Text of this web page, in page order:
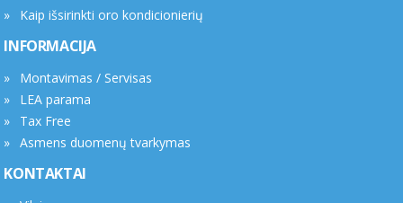
Kaip išsirinkti oro kondicionierių
INFORMACIJA
Montavimas / Servisas
LEA parama
Tax Free
Asmens duomenų tvarkymas
KONTAKTAI